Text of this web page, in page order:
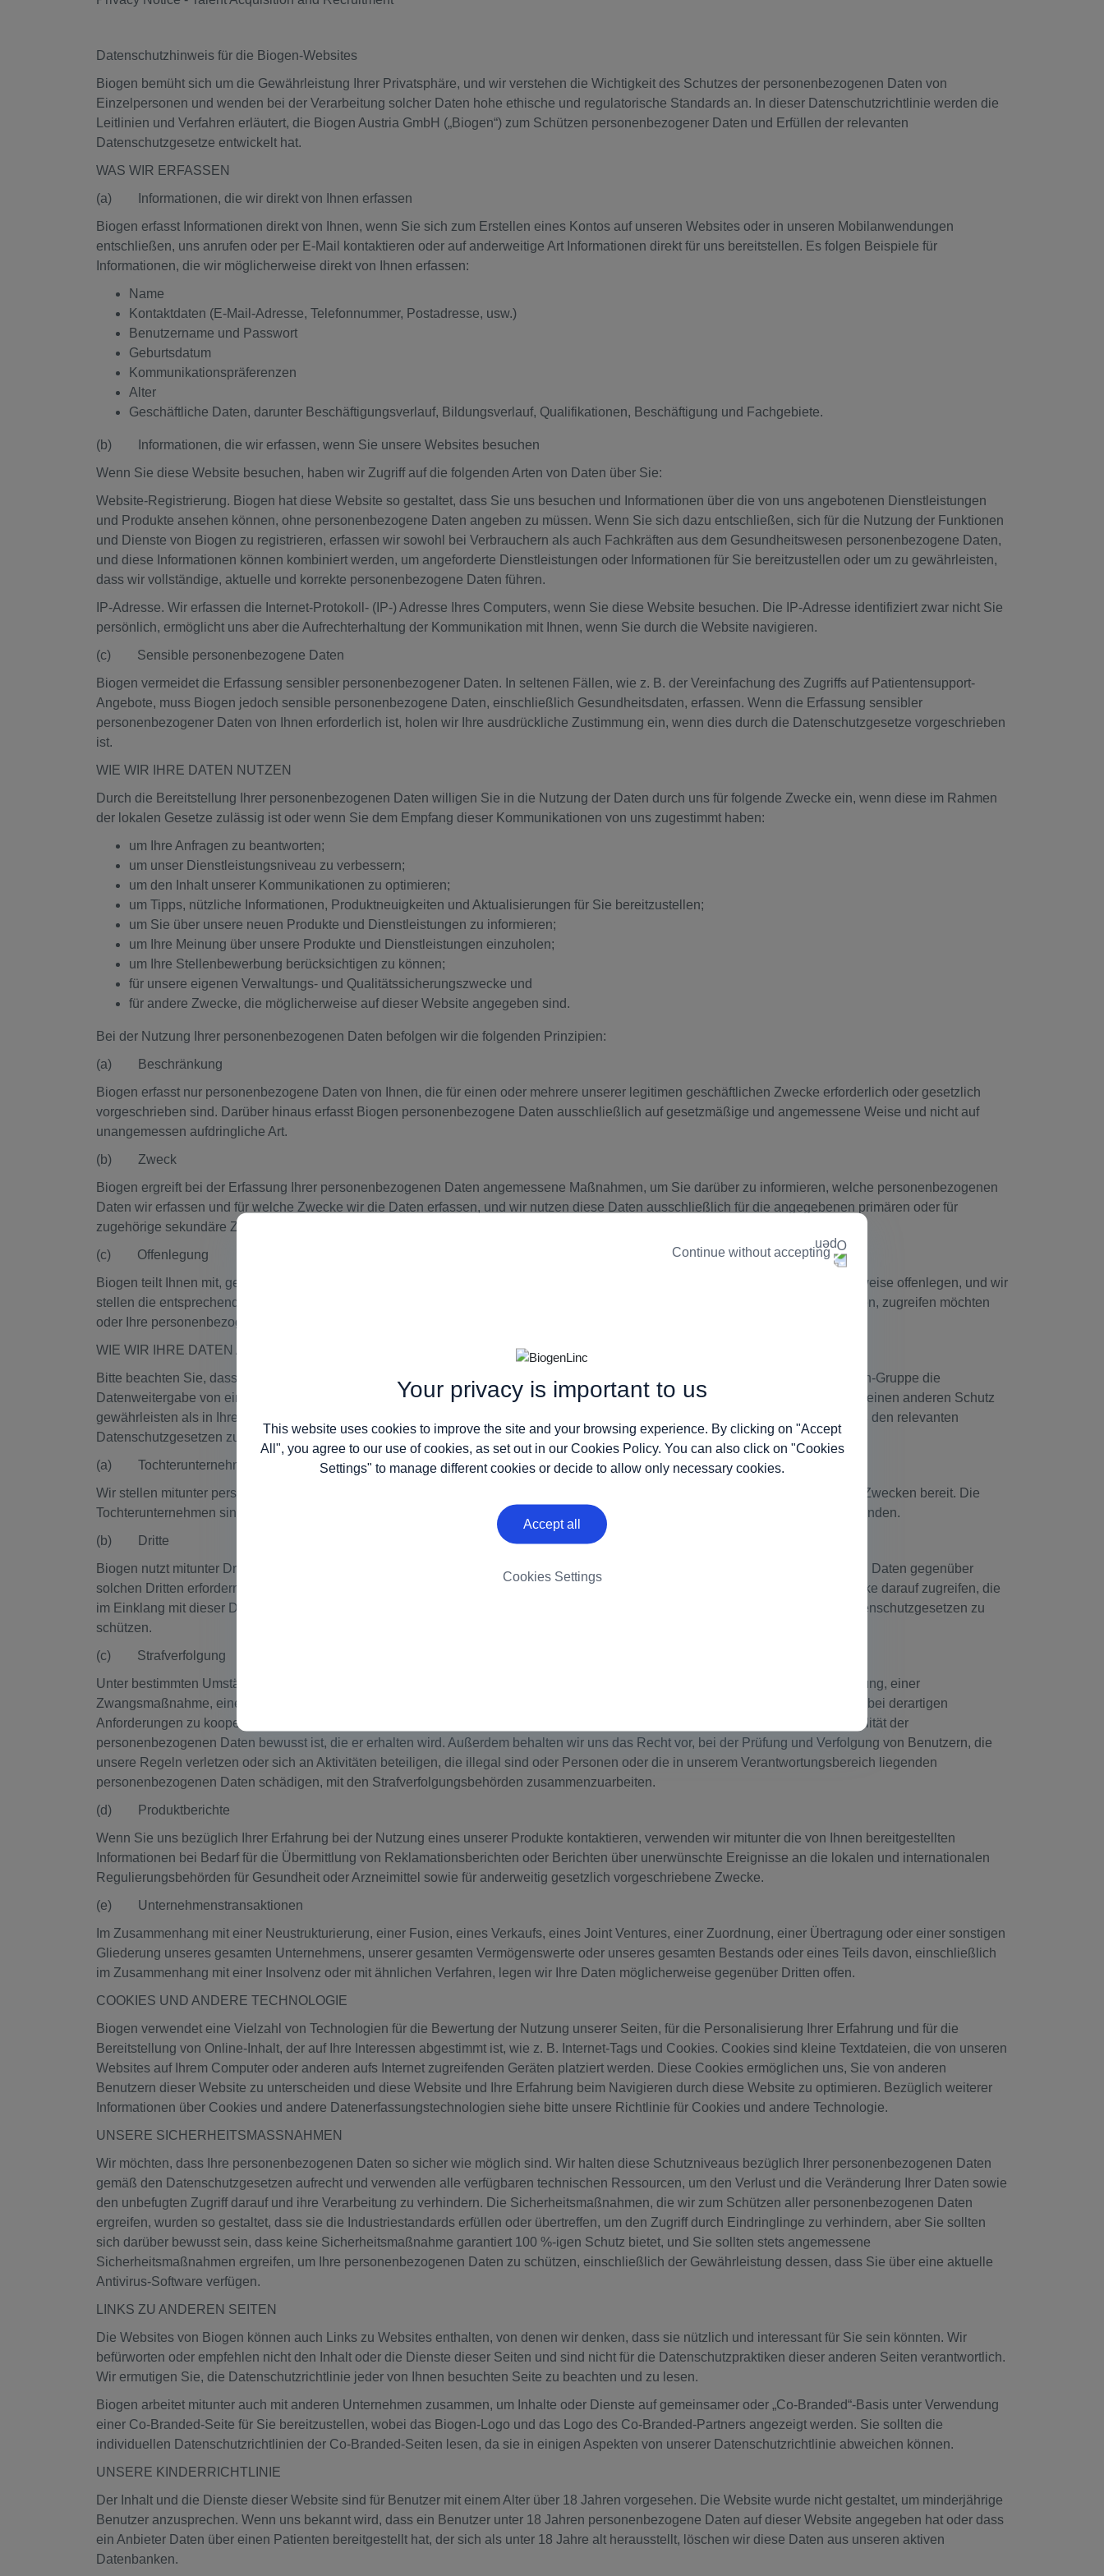
Your privacy is important to us
This website uses cookies to improve the site and your browsing experience. By clicking on "Accept
All", you agree to our use of cookies, as set out in our Cookies Policy. You can also click on "Cookies
Settings" to manage different cookies or decide to allow only necessary cookies.
Accept all
Cookies Settings
Continue without accepting
Datenschutzhinweis für die Biogen-Websites
Biogen bemüht sich um die Gewährleistung Ihrer Privatsphäre, und wir verstehen die Wichtigkeit des Schutzes der personenbezogenen Daten von
Einzelpersonen und wenden bei der Verarbeitung solcher Daten hohe ethische und regulatorische Standards an. In dieser Datenschutzrichtlinie werden die
Leitlinien und Verfahren erläutert, die Biogen Austria GmbH („Biogen“) zum Schützen personenbezogener Daten und Erfüllen der relevanten
Datenschutzgesetze entwickelt hat.
WAS WIR ERFASSEN
(a) Informationen, die wir direkt von Ihnen erfassen
Biogen erfasst Informationen direkt von Ihnen, wenn Sie sich zum Erstellen eines Kontos auf unseren Websites oder in unseren Mobilanwendungen
entschließen, uns anrufen oder per E-Mail kontaktieren oder auf anderweitige Art Informationen direkt für uns bereitstellen. Es folgen Beispiele für
Informationen, die wir möglicherweise direkt von Ihnen erfassen:
Name
Kontaktdaten (E-Mail-Adresse, Telefonnummer, Postadresse, usw.)
Benutzername und Passwort
Geburtsdatum
Kommunikationspräferenzen
Alter
Geschäftliche Daten, darunter Beschäftigungsverlauf, Bildungsverlauf, Qualifikationen, Beschäftigung und Fachgebiete.
(b) Informationen, die wir erfassen, wenn Sie unsere Websites besuchen
Wenn Sie diese Website besuchen, haben wir Zugriff auf die folgenden Arten von Daten über Sie:
Website-Registrierung. Biogen hat diese Website so gestaltet, dass Sie uns besuchen und Informationen über die von uns angebotenen Dienstleistungen
und Produkte ansehen können, ohne personenbezogene Daten angeben zu müssen. Wenn Sie sich dazu entschließen, sich für die Nutzung der Funktionen
und Dienste von Biogen zu registrieren, erfassen wir sowohl bei Verbrauchern als auch Fachkräften aus dem Gesundheitswesen personenbezogene Daten,
und diese Informationen können kombiniert werden, um angeforderte Dienstleistungen oder Informationen für Sie bereitzustellen oder um zu gewährleisten,
dass wir vollständige, aktuelle und korrekte personenbezogene Daten führen.
IP-Adresse. Wir erfassen die Internet-Protokoll- (IP-) Adresse Ihres Computers, wenn Sie diese Website besuchen. Die IP-Adresse identifiziert zwar nicht Sie
persönlich, ermöglicht uns aber die Aufrechterhaltung der Kommunikation mit Ihnen, wenn Sie durch die Website navigieren.
(c) Sensible personenbezogene Daten
Biogen vermeidet die Erfassung sensibler personenbezogener Daten. In seltenen Fällen, wie z. B. der Vereinfachung des Zugriffs auf Patientensupport-
Angebote, muss Biogen jedoch sensible personenbezogene Daten, einschließlich Gesundheitsdaten, erfassen. Wenn die Erfassung sensibler
personenbezogener Daten von Ihnen erforderlich ist, holen wir Ihre ausdrückliche Zustimmung ein, wenn dies durch die Datenschutzgesetze vorgeschrieben
ist.
WIE WIR IHRE DATEN NUTZEN
Durch die Bereitstellung Ihrer personenbezogenen Daten willigen Sie in die Nutzung der Daten durch uns für folgende Zwecke ein, wenn diese im Rahmen
der lokalen Gesetze zulässig ist oder wenn Sie dem Empfang dieser Kommunikationen von uns zugestimmt haben:
um Ihre Anfragen zu beantworten;
um unser Dienstleistungsniveau zu verbessern;
um den Inhalt unserer Kommunikationen zu optimieren;
um Tipps, nützliche Informationen, Produktneuigkeiten und Aktualisierungen für Sie bereitzustellen;
um Sie über unsere neuen Produkte und Dienstleistungen zu informieren;
um Ihre Meinung über unsere Produkte und Dienstleistungen einzuholen;
um Ihre Stellenbewerbung berücksichtigen zu können;
für unsere eigenen Verwaltungs- und Qualitätssicherungszwecke und
für andere Zwecke, die möglicherweise auf dieser Website angegeben sind.
Bei der Nutzung Ihrer personenbezogenen Daten befolgen wir die folgenden Prinzipien:
(a) Beschränkung
Biogen erfasst nur personenbezogene Daten von Ihnen, die für einen oder mehrere unserer legitimen geschäftlichen Zwecke erforderlich oder gesetzlich
vorgeschrieben sind. Darüber hinaus erfasst Biogen personenbezogene Daten ausschließlich auf gesetzmäßige und angemessene Weise und nicht auf
unangemessen aufdringliche Art.
(b) Zweck
Biogen ergreift bei der Erfassung Ihrer personenbezogenen Daten angemessene Maßnahmen, um Sie darüber zu informieren, welche personenbezogenen
Daten wir erfassen und für welche Zwecke wir die Daten erfassen, und wir nutzen diese Daten ausschließlich für die angegebenen primären oder für
zugehörige sekundäre Zwecke.
(c) Offenlegung
Biogen teilt Ihnen mit, gegenüber welchen Organisationen (oder Organisationsarten) wir diese personenbezogenen Daten normalerweise offenlegen, und wir
stellen die entsprechenden Kontaktinformationen für Sie bereit, falls Sie auf die personenbezogenen Daten, die wir von Ihnen besitzen, zugreifen möchten
oder Ihre personenbezogenen Daten oder Präferenzen aktualisieren möchten.
WIE WIR IHRE DATEN AN ANDERE WEITERGEBEN
Bitte beachten Sie, dass die zulässigen Weitergaben personenbezogener Daten an Dritte oder an Unternehmen innerhalb der Biogen-Gruppe die
Datenweitergabe von einem Land in ein anderes sowie möglicherweise die Weitergabe in ein Land umfassen, in denen die Gesetze einen anderen Schutz
gewährleisten als in Ihrem Land. In diesen Fällen ergreifen wir angemessene Maßnahmen, um einen adäquaten Datenschutz gemäß den relevanten
Datenschutzgesetzen zu gewährleisten.
(a) Tochterunternehmen
Wir stellen mitunter personenbezogene Daten für unsere Tochterunternehmen zu den in dieser Datenschutzrichtlinie beschriebenen Zwecken bereit. Die
Tochterunternehmen sind die Unternehmen, die sich unter der gemeinsamen Kontrolle unseres Mutterunternehmens Biogen, Inc. befinden.
(b) Dritte
Biogen nutzt mitunter Drittanbieter für die Bereitstellung von Dienstleistungen für uns, die eine Offenlegung Ihrer personenbezogenen Daten gegenüber
solchen Dritten erfordern. Wenn wir einem Dritten den Zugriff auf Ihre personenbezogenen Daten gestatten, darf er lediglich für Zwecke darauf zugreifen, die
im Einklang mit dieser Datenschutzrichtlinie stehen, und ist verpflichtet, Ihre personenbezogenen Daten gemäß allen relevanten Datenschutzgesetzen zu
schützen.
(c) Strafverfolgung
Unter bestimmten Umständen kann von uns verlangt werden, Ihre personenbezogenen Daten im Rahmen einer gerichtlichen Verfügung, einer
Zwangsmaßnahme, eines Durchsuchungsbefehls oder eines Gesetzes oder einer Bestimmung offenzulegen. Wir haben die Absicht, bei derartigen
Anforderungen zu kooperieren, und ergreifen angemessene Maßnahmen, um zu gewährleisten, dass der Anforderer sich der Sensibilität der
personenbezogenen Daten bewusst ist, die er erhalten wird. Außerdem behalten wir uns das Recht vor, bei der Prüfung und Verfolgung von Benutzern, die
unsere Regeln verletzen oder sich an Aktivitäten beteiligen, die illegal sind oder Personen oder die in unserem Verantwortungsbereich liegenden
personenbezogenen Daten schädigen, mit den Strafverfolgungsbehörden zusammenzuarbeiten.
(d) Produktberichte
Wenn Sie uns bezüglich Ihrer Erfahrung bei der Nutzung eines unserer Produkte kontaktieren, verwenden wir mitunter die von Ihnen bereitgestellten
Informationen bei Bedarf für die Übermittlung von Reklamationsberichten oder Berichten über unerwünschte Ereignisse an die lokalen und internationalen
Regulierungsbehörden für Gesundheit oder Arzneimittel sowie für anderweitig gesetzlich vorgeschriebene Zwecke.
(e) Unternehmenstransaktionen
Im Zusammenhang mit einer Neustrukturierung, einer Fusion, eines Verkaufs, eines Joint Ventures, einer Zuordnung, einer Übertragung oder einer sonstigen
Gliederung unseres gesamten Unternehmens, unserer gesamten Vermögenswerte oder unseres gesamten Bestands oder eines Teils davon, einschließlich
im Zusammenhang mit einer Insolvenz oder mit ähnlichen Verfahren, legen wir Ihre Daten möglicherweise gegenüber Dritten offen.
COOKIES UND ANDERE TECHNOLOGIE
Biogen verwendet eine Vielzahl von Technologien für die Bewertung der Nutzung unserer Seiten, für die Personalisierung Ihrer Erfahrung und für die
Bereitstellung von Online-Inhalt, der auf Ihre Interessen abgestimmt ist, wie z. B. Internet-Tags und Cookies. Cookies sind kleine Textdateien, die von unseren
Websites auf Ihrem Computer oder anderen aufs Internet zugreifenden Geräten platziert werden. Diese Cookies ermöglichen uns, Sie von anderen
Benutzern dieser Website zu unterscheiden und diese Website und Ihre Erfahrung beim Navigieren durch diese Website zu optimieren. Bezüglich weiterer
Informationen über Cookies und andere Datenerfassungstechnologien siehe bitte unsere Richtlinie für Cookies und andere Technologie.
UNSERE SICHERHEITSMASSNAHMEN
Wir möchten, dass Ihre personenbezogenen Daten so sicher wie möglich sind. Wir halten diese Schutzniveaus bezüglich Ihrer personenbezogenen Daten
gemäß den Datenschutzgesetzen aufrecht und verwenden alle verfügbaren technischen Ressourcen, um den Verlust und die Veränderung Ihrer Daten sowie
den unbefugten Zugriff darauf und ihre Verarbeitung zu verhindern. Die Sicherheitsmaßnahmen, die wir zum Schützen aller personenbezogenen Daten
ergreifen, wurden so gestaltet, dass sie die Industriestandards erfüllen oder übertreffen, um den Zugriff durch Eindringlinge zu verhindern, aber Sie sollten
sich darüber bewusst sein, dass keine Sicherheitsmaßnahme garantiert 100 %-igen Schutz bietet, und Sie sollten stets angemessene
Sicherheitsmaßnahmen ergreifen, um Ihre personenbezogenen Daten zu schützen, einschließlich der Gewährleistung dessen, dass Sie über eine aktuelle
Antivirus-Software verfügen.
LINKS ZU ANDEREN SEITEN
Die Websites von Biogen können auch Links zu Websites enthalten, von denen wir denken, dass sie nützlich und interessant für Sie sein könnten. Wir
befürworten oder empfehlen nicht den Inhalt oder die Dienste dieser Seiten und sind nicht für die Datenschutzpraktiken dieser anderen Seiten verantwortlich.
Wir ermutigen Sie, die Datenschutzrichtlinie jeder von Ihnen besuchten Seite zu beachten und zu lesen.
Biogen arbeitet mitunter auch mit anderen Unternehmen zusammen, um Inhalte oder Dienste auf gemeinsamer oder „Co-Branded“-Basis unter Verwendung
einer Co-Branded-Seite für Sie bereitzustellen, wobei das Biogen-Logo und das Logo des Co-Branded-Partners angezeigt werden. Sie sollten die
individuellen Datenschutzrichtlinien der Co-Branded-Seiten lesen, da sie in einigen Aspekten von unserer Datenschutzrichtlinie abweichen können.
UNSERE KINDERRICHTLINIE
Der Inhalt und die Dienste dieser Website sind für Benutzer mit einem Alter über 18 Jahren vorgesehen. Die Website wurde nicht gestaltet, um minderjährige
Benutzer anzusprechen. Wenn uns bekannt wird, dass ein Benutzer unter 18 Jahren personenbezogene Daten auf dieser Website angegeben hat oder dass
ein Anbieter Daten über einen Patienten bereitgestellt hat, der sich als unter 18 Jahre alt herausstellt, löschen wir diese Daten aus unseren aktiven
Datenbanken.